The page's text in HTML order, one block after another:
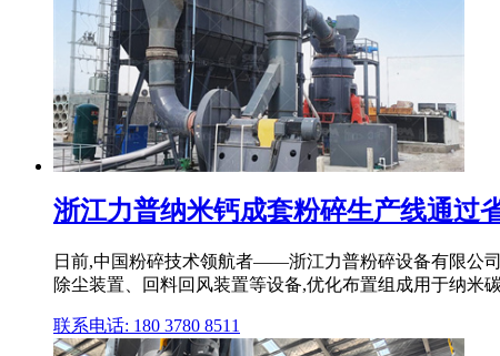
浙江力普纳米钙成套粉碎生产线通过
日前,中国粉碎技术领航者——浙江力普粉碎设备有限公
除尘装置、回料回风装置等设备,优化布置组成用于纳米
联系电话: 180 3780 8511